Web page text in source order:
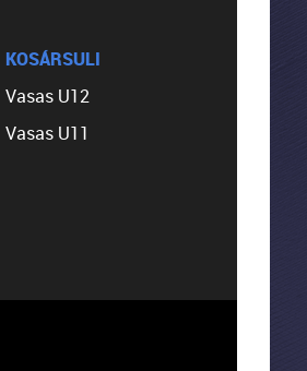
KOSÁRSULI
Vasas U12
Vasas U11